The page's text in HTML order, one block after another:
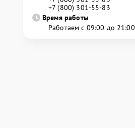
+7 (800) 301-55-83
Время работы
Работаем с 09:00 до 21:00